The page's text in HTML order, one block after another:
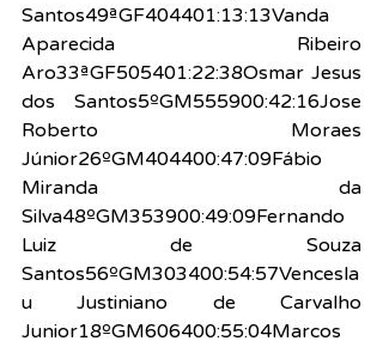
Santos49ªGF404401:13:13Vanda
Aparecida Ribeiro
Aro33ªGF505401:22:38Osmar Jesus
dos Santos5ºGM555900:42:16Jose
Roberto Moraes
Júnior26ºGM404400:47:09Fábio
Miranda da
Silva48ºGM353900:49:09Fernando
Luiz de Souza
Santos56ºGM303400:54:57Vencesla
u Justiniano de Carvalho
Junior18ºGM606400:55:04Marcos